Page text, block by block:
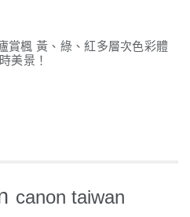
賞楓 黃、綠、紅多層次色彩體
美景！
canon taiwan